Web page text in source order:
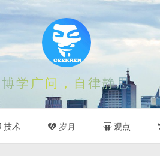
博学广问，自律静思
技术 岁月 观点